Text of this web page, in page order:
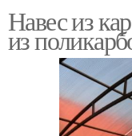
Навес из
из